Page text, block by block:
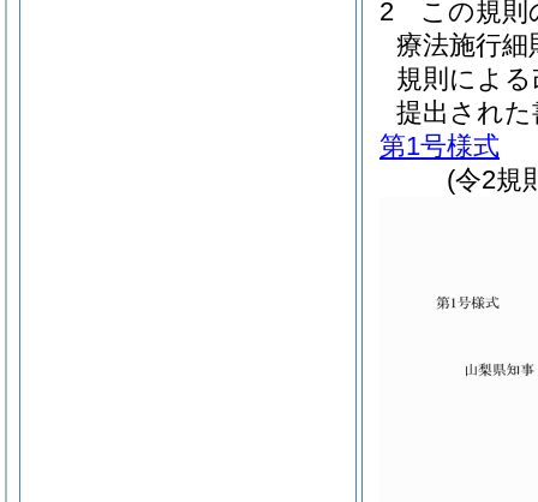
2
この規則
療法施行
規則によ
提出され
第1号様式
(令2規